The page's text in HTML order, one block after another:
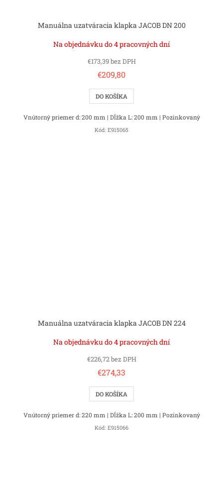
Manuálna uzatváracia klapka JACOB DN 200
Na objednávku do 4 pracovných dní
€173,39 bez DPH
€209,80
DO KOŠÍKA
Vnútorný priemer d: 200 mm | Dĺžka L: 200 mm | Pozinkovaný
Kód: E915065
Manuálna uzatváracia klapka JACOB DN 224
Na objednávku do 4 pracovných dní
€226,72 bez DPH
€274,33
DO KOŠÍKA
Vnútorný priemer d: 220 mm | Dĺžka L: 200 mm | Pozinkovaný
Kód: E915066